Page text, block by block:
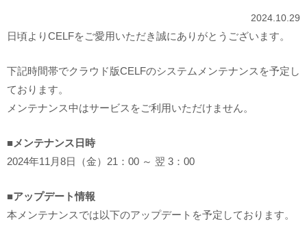
2024.10.29
日頃よりCELFをご愛用いただき誠にありがとうございます。
下記時間帯でクラウド版CELFのシステムメンテナンスを予定し
ております。
メンテナンス中はサービスをご利用いただけません。
■メンテナンス日時
2024年11月8日（金）21：00 ～ 翌 3：00
■アップデート情報
本メンテナンスでは以下のアップデートを予定しております。